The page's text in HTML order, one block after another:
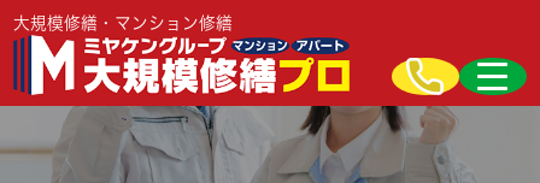
大規模修繕・マンション修繕